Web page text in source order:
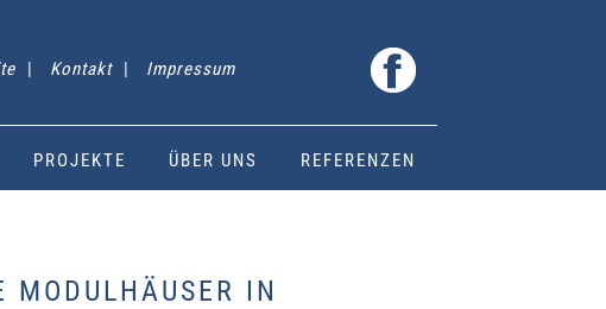
| Kontakt | Impressum
PROJEKTE ÜBER UNS REFERENZEN
IN K